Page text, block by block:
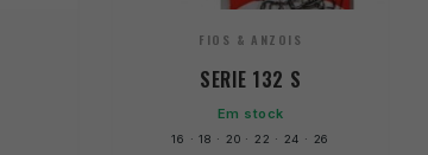
FIOS & ANZOIS
SERIE 132 S
Em stock
16 · 18 · 20 · 22 · 24 · 26